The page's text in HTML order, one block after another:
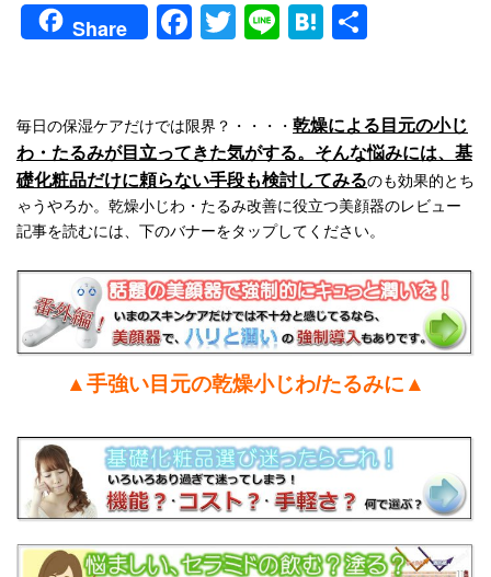
Share Facebook
Twitter
LineHatena
毎日の保湿ケアだけでは限界？・・・・ 乾燥による目元の小じ
わ・たるみが目立ってきた気がする。そんな悩みには、基
礎化粧品だけに頼らない手段も検討してみるのも効果的とち
ゃうやろか。乾燥小じわ・たるみ改善に役立つ美顔器のレビュー
記事を読むには、下のバナーをタップしてください。
▲手強い目元の乾燥小じわ/たるみに▲